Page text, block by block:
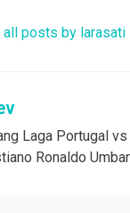
all posts by larasati
Laga Portugal
Ronaldo